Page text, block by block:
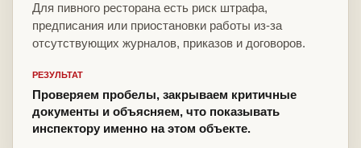
Для пивного ресторана есть риск штрафа,
предписания или приостановки работы из-за
отсутствующих журналов, приказов и договоров.
РЕЗУЛЬТАТ
Проверяем пробелы, закрываем критичные
документы и объясняем, что показывать
инспектору именно на этом объекте.